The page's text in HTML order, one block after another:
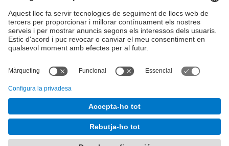
E-mail :junta.pasf@upc.edu
Formulari de contacte
Junta PAS Funcionari
Desenvolupat amb